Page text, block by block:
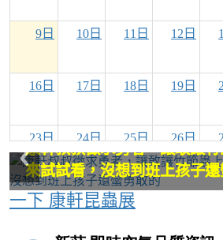
9日 10日 11日 12日
16日 17日 18日 19日
23日 24日 25日 26日
30日 31日 1日 2日
這隻馬陸真的很大隻，長相
這隻馬陸真的很大隻，長相
康軒叔叔徵求勇者，讓敢讓
來試試看，沒想到班上孩子
康軒叔叔徵求勇者，讓敢讓
來試試看，沒想到班上孩子
一下 康軒昆蟲展